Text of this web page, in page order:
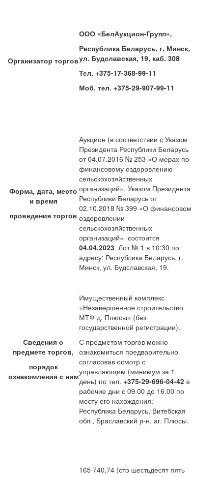
Организатор торгов
ООО «БелАукцион-Групп»,
Республика Беларусь, г. Минск,
ул. Будславская, 19, каб. 308
Тел. +375-17-368-99-11
Моб. тел. +375-29-907-99-11
Форма, дата, место
и время
проведения торгов
Аукцион (в соответствии с Указом
Президента Республики Беларусь
от 04.07.2016 № 253 «О мерах по
финансовому оздоровлению
сельскохозяйственных
организаций», Указом Президента
Республики Беларусь от
02.10.2018 № 399 «О финансовом
оздоровлении
сельскохозяйственных
организаций» состоится
04.04.2023 Лот № 1 в 10:30 по
адресу: Республика Беларусь, г.
Минск, ул. Будславская, 19.
Сведения о
предмете торгов,
порядок
ознакомления с ним
Имущественный комплекс
«Незавершенное строительство
МТФ д. Плюсы» (без
государственной регистрации).
С предметом торгов можно
ознакомиться предварительно
согласовав осмотр с
управляющим (минимум за 1
день) по тел. +375-29-696-04-42 в
рабочие дни с 09.00 до 16.00 по
месту его нахождения:
Республика Беларусь, Витебская
обл., Браславский р-н, аг. Плюсы.
165 740,74 (сто шестьдесят пять